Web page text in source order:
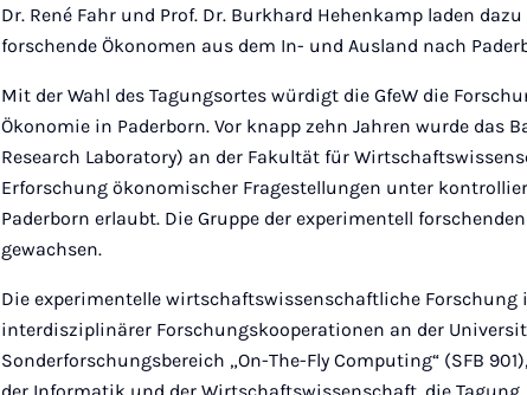
Dr. René Fahr und Prof. Dr. Burkhard Hehenkamp laden
forschende Ökonomen aus dem In- und Ausland nach
Mit der Wahl des Tagungsortes würdigt die GfeW die
Ökonomie in Paderborn. Vor knapp zehn Jahren wurde das
Research Laboratory) an der Fakultät für
Erforschung ökonomischer Fragestellungen unter
Paderborn erlaubt. Die Gruppe der experimentell
gewachsen.
Die experimentelle wirtschaftswissenschaftliche
interdisziplinärer Forschungskooperationen an der
Sonderforschungsbereich „On-The-Fly Computing“ (SFB